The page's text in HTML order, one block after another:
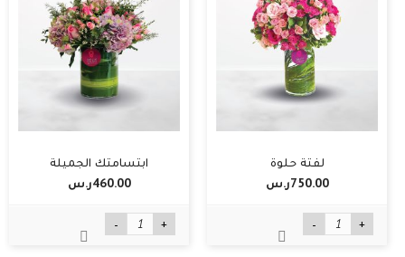
لفتة حلوة
750.00ر.س‏
- +
ابتسامتك الجميلة
460.00ر.س‏
- +